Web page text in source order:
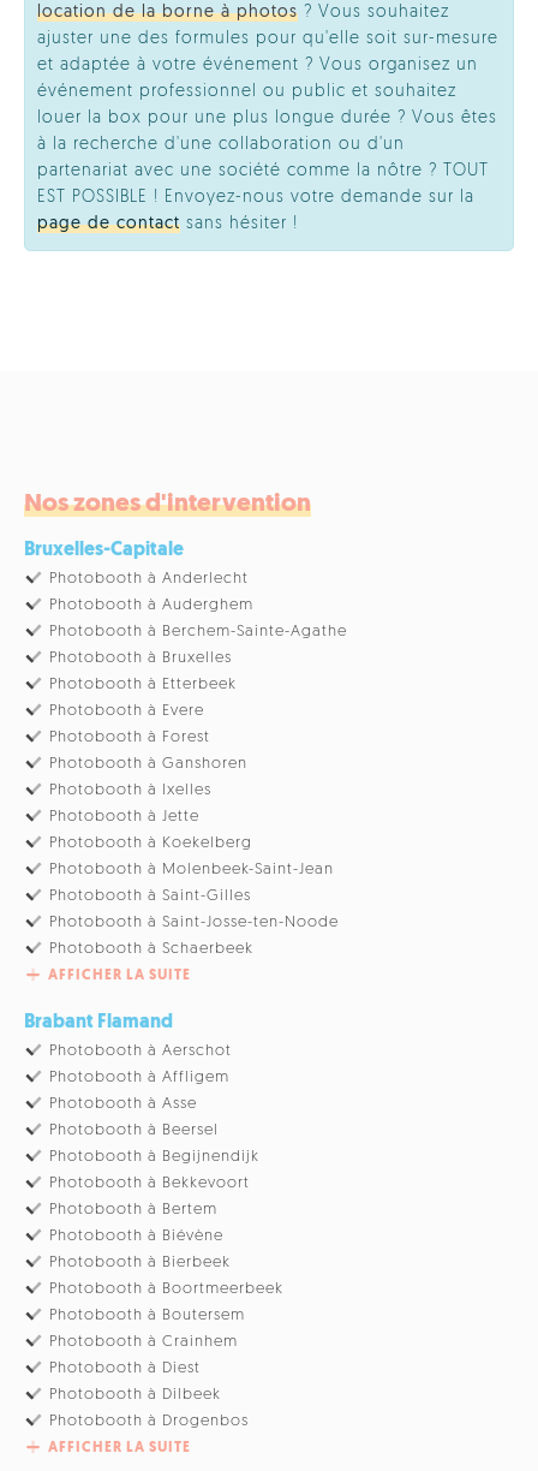
location de la borne à photos ? Vous souhaitez
ajuster une des formules pour qu'elle soit sur-mesure
et adaptée à votre événement ? Vous organisez un
événement professionnel ou public et souhaitez
louer la box pour une plus longue durée ? Vous êtes
à la recherche d'une collaboration ou d'un
partenariat avec une société comme la nôtre ? TOUT
EST POSSIBLE ! Envoyez-nous votre demande sur la
page de contact sans hésiter !
Nos zones d'intervention
Bruxelles-Capitale
Photobooth à Anderlecht
Photobooth à Auderghem
Photobooth à Berchem-Sainte-Agathe
Photobooth à Bruxelles
Photobooth à Etterbeek
Photobooth à Evere
Photobooth à Forest
Photobooth à Ganshoren
Photobooth à Ixelles
Photobooth à Jette
Photobooth à Koekelberg
Photobooth à Molenbeek-Saint-Jean
Photobooth à Saint-Gilles
Photobooth à Saint-Josse-ten-Noode
Photobooth à Schaerbeek
AFFICHER LA SUITE
Brabant Flamand
Photobooth à Aerschot
Photobooth à Affligem
Photobooth à Asse
Photobooth à Beersel
Photobooth à Begijnendijk
Photobooth à Bekkevoort
Photobooth à Bertem
Photobooth à Biévène
Photobooth à Bierbeek
Photobooth à Boortmeerbeek
Photobooth à Boutersem
Photobooth à Crainhem
Photobooth à Diest
Photobooth à Dilbeek
Photobooth à Drogenbos
AFFICHER LA SUITE